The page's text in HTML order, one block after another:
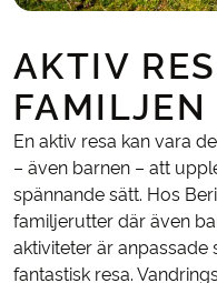
AKTIV
FAMILJEN
En aktiv resa kan vara
– även barnen – att
spännande sätt. Hos
familjerutter där även
aktiviteter är anpassade
fantastisk resa.